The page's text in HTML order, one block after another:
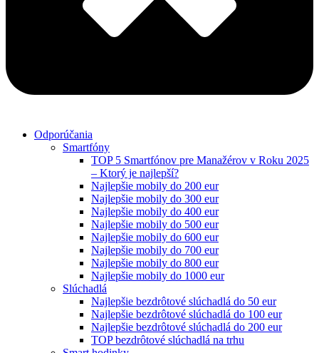
Odporúčania
Smartfóny
TOP 5 Smartfónov pre Manažérov v Roku 2025
– Ktorý je najlepší?
Najlepšie mobily do 200 eur
Najlepšie mobily do 300 eur
Najlepšie mobily do 400 eur
Najlepšie mobily do 500 eur
Najlepšie mobily do 600 eur
Najlepšie mobily do 700 eur
Najlepšie mobily do 800 eur
Najlepšie mobily do 1000 eur
Slúchadlá
Najlepšie bezdrôtové slúchadlá do 50 eur
Najlepšie bezdrôtové slúchadlá do 100 eur
Najlepšie bezdrôtové slúchadlá do 200 eur
TOP bezdrôtové slúchadlá na trhu